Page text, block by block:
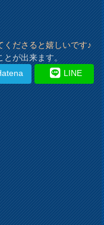
ださると嬉しいです♪
とが出来ます。
LINE